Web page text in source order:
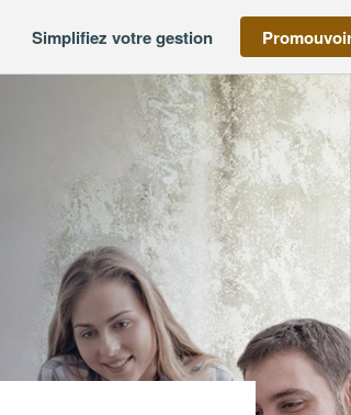
Simplifiez votre gestion